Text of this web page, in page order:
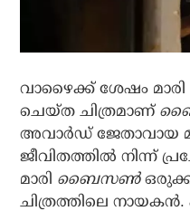
വാഴൈക്ക് ശേഷം
ചെയ്ത ചിത്രമാണ്
അവാര്‍ഡ് ജേതാവായ
ജീവിതത്തില്‍ നിന്ന്
മാരി ബൈസണ്‍
ചിത്രത്തിലെ